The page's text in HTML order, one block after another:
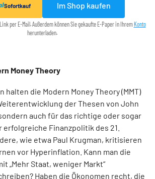
Sofortkauf Im Shop kaufen
per E-Mail. Außerdem können Sie gekaufte E-Paper in Ihrem Konto
herunterladen.
Money Theory
halten die Modern Money Theory (MMT)
der Thesen von John
auch für das richtige oder sogar
erfolgreiche Finanzpolitik des 21.
wie etwa Paul Krugman, kritisieren
vor Hyperinflation. Kann man die
„Mehr Staat, weniger Markt“
Haben die Ökonomen recht, die